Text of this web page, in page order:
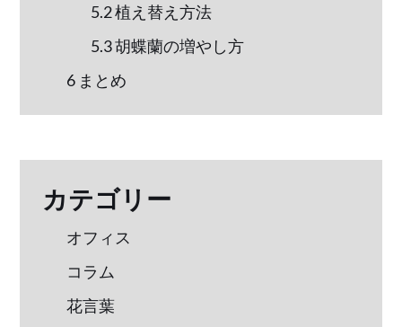
5.2植え替え方法
5.3胡蝶蘭の増やし方
6 まとめ
カテゴリー
オフィス
コラム
花言葉